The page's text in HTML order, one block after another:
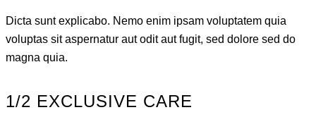
Dicta sunt explicabo. Nemo enim ipsam voluptatem quia
voluptas sit aspernatur aut odit aut fugit, sed dolore sed do
magna quia.
1/2 EXCLUSIVE CARE